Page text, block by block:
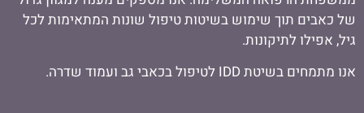
של כאבים תוך שימוש בשיטות טיפול שונות המתאימות לכל
גיל, אפילו לתיקונות.
אנו מתמחים בשיטת IDD לטיפול בכאבי גב ועמוד שדרה.